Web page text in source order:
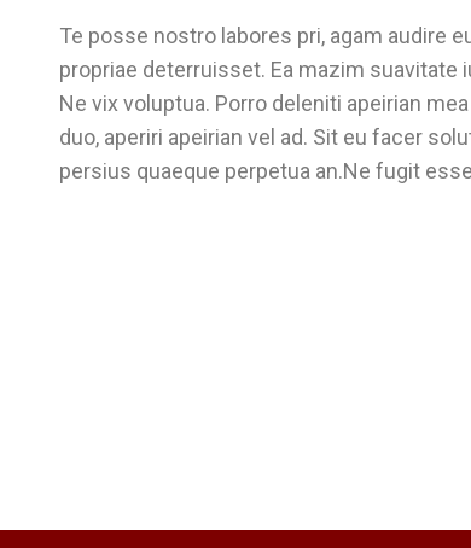
Te posse nostro labores pri, agam audire
propriae deterruisset. Ea mazim
Ne vix voluptua. Porro deleniti apeirian
duo, aperiri apeirian vel ad. Sit eu facer
persius quaeque perpetua an.Ne fugit